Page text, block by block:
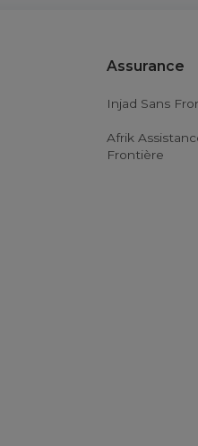
Assurance
Injad Sans
Afrik
Frontière